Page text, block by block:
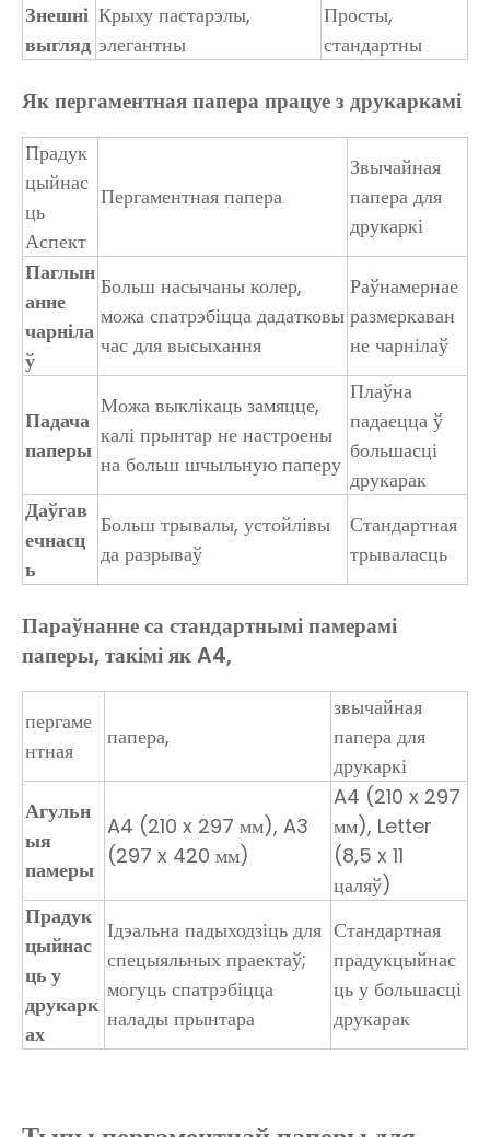
Знешні
выгляд
Крыху пастарэлы,
элегантны
Просты,
стандартны
Як пергаментная папера працуе з друкаркамі
Прадук
цыйнас
ць
Аспект
Пергаментная папера
Звычайная
папера для
друкаркі
Паглын
анне
чарніла
ў
Больш насычаны колер,
можа спатрэбіцца дадатковы
час для высыхання
Раўнамернае
размеркаван
не чарнілаў
Падача
паперы
Можа выклікаць замяцце,
калі прынтар не настроены
на больш шчыльную паперу
Плаўна
падаецца ў
большасці
друкарак
Даўгав
ечнасц
ь
Больш трывалы, устойлівы
да разрываў
Стандартная
трываласць
Параўнанне са стандартнымі памерамі
паперы, такімі як A4,
пергаме
нтная
папера,
звычайная
папера для
друкаркі
Агульн
ыя
памеры
A4 (210 x 297 мм), A3
(297 x 420 мм)
A4 (210 x 297
мм), Letter
(8,5 x 11
цаляў)
Прадук
цыйнас
ць у
друкарк
ах
Ідэальна падыходзіць для
спецыяльных праектаў;
могуць спатрэбіцца
налады прынтара
Стандартная
прадукцыйнас
ць у большасці
друкарак